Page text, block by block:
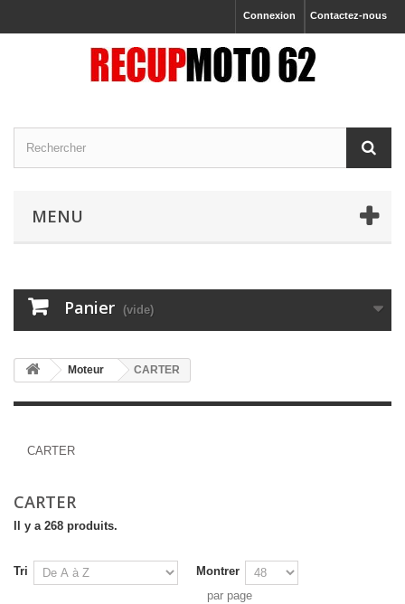
Contactez-nous
Connexion
MENU
Panier (vide)
Moteur CARTER
CARTER
CARTER
Il y a 268 produits.
Tri
Montrer
par page